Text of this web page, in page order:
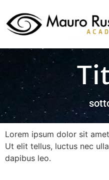
Lorem ipsum dolor sit
Ut elit tellus, luctus nec
dapibus leo.